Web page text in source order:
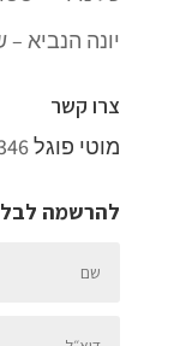
יונה הנביא
צרו קשר
מוטי פוגל
להרשמה